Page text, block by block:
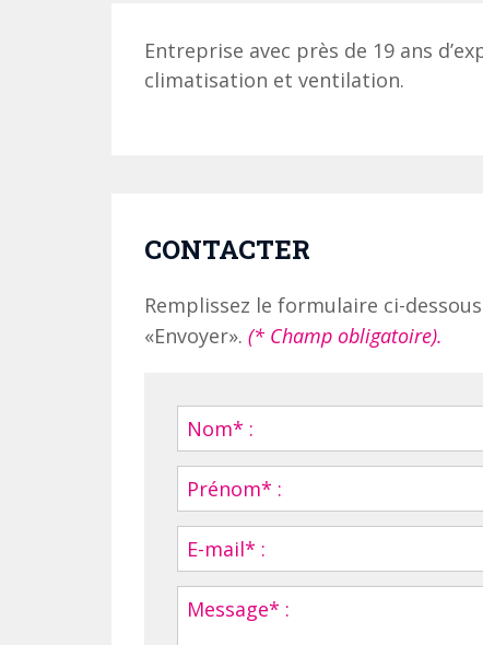
Entreprise avec près de 19 ans
climatisation et ventilation.
CONTACTER
Remplissez le formulaire ci-
«Envoyer». (* Champ obligatoire).